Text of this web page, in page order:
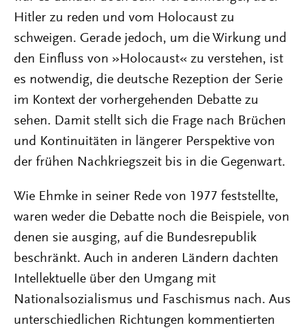
Hitler zu reden und vom Holocaust zu
schweigen. Gerade jedoch, um die Wirkung und
den Einfluss von »Holocaust« zu verstehen, ist
es notwendig, die deutsche Rezeption der Serie
im Kontext der vorhergehenden Debatte zu
sehen. Damit stellt sich die Frage nach Brüchen
und Kontinuitäten in längerer Perspektive von
der frühen Nachkriegszeit bis in die Gegenwart.
Wie Ehmke in seiner Rede von 1977 feststellte,
waren weder die Debatte noch die Beispiele, von
denen sie ausging, auf die Bundesrepublik
beschränkt. Auch in anderen Ländern dachten
Intellektuelle über den Umgang mit
Nationalsozialismus und Faschismus nach. Aus
unterschiedlichen Richtungen kommentierten